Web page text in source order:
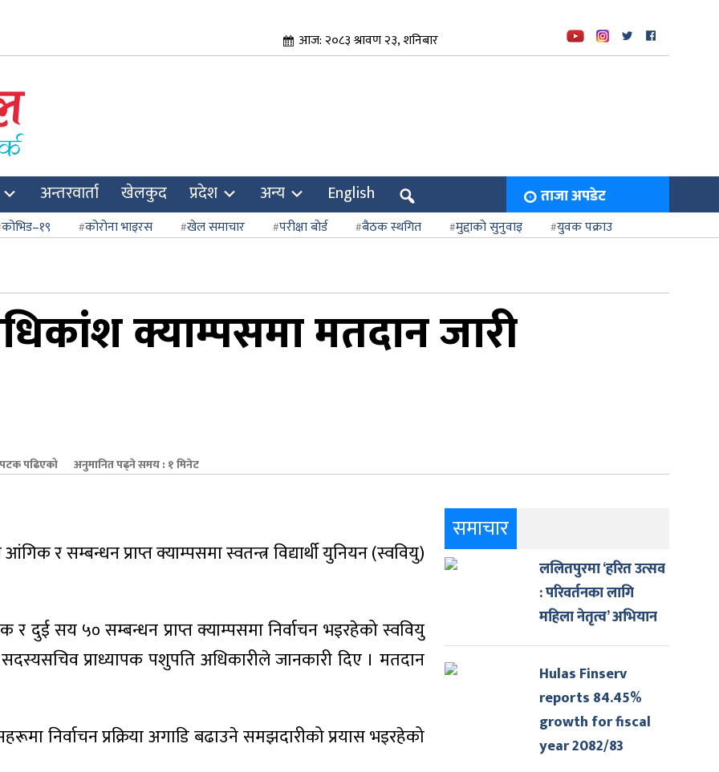
आज: २०८३ श्रावण २३, शनिबार
अन्तरवार्ता खेलकुद प्रदेश अन्य English ताजा अपडेट
कोभिड–१९ कोरोना भाइरस खेल समाचार परीक्षा बोर्ड बैठक स्थगित मुद्दाको सुनुवाइ
युवक पक्राउ
क्याम्पसमा मतदान जारी
पढिएको अनुमानित पढ्ने समय : १ मिनेट
आंगिक र सम्बन्धन प्राप्त क्याम्पसमा स्वतन्त्र विद्यार्थी युनियन (स्ववियु)
र दुई सय ५० सम्बन्धन प्राप्त क्याम्पसमा निर्वाचन भइरहेको स्ववियु
प्राध्यापक पशुपति अधिकारीले जानकारी दिए । मतदान
निर्वाचन प्रक्रिया अगाडि बढाउने समझदारीको प्रयास भइरहेको
समाचार
ललितपुरमा ‘हरित उत्सव
: परिवर्तनका लागि
महिला नेतृत्व’ अभियान
Hulas Finserv
reports 84.45%
growth for fiscal
year 2082/83